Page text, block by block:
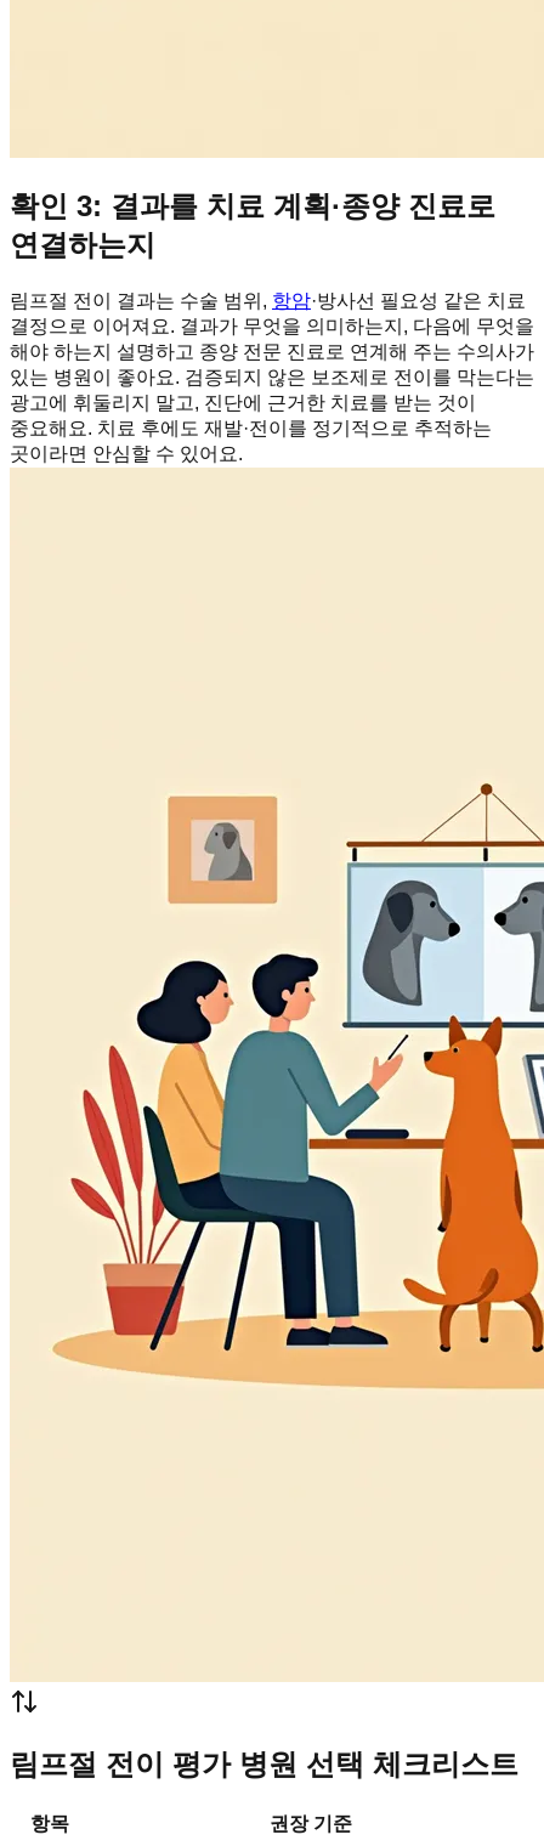
확인 3: 결과를 치료 계획·종양 진료로
연결하는지
림프절 전이 결과는 수술 범위, 항암·방사선 필요성 같은 치료
결정으로 이어져요. 결과가 무엇을 의미하는지, 다음에 무엇을
해야 하는지 설명하고 종양 전문 진료로 연계해 주는 수의사가
있는 병원이 좋아요. 검증되지 않은 보조제로 전이를 막는다는
광고에 휘둘리지 말고, 진단에 근거한 치료를 받는 것이
중요해요. 치료 후에도 재발·전이를 정기적으로 추적하는
곳이라면 안심할 수 있어요.
림프절 전이 평가 병원 선택 체크리스트
항목
권장 기준